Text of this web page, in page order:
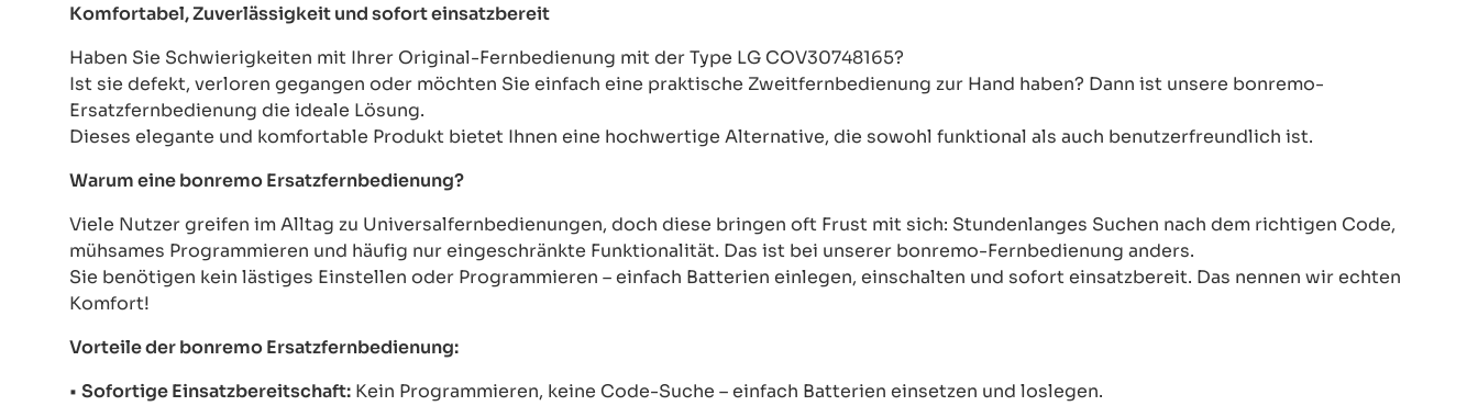
Komfortabel, Zuverlässigkeit und sofort einsatzbereit
Haben Sie Schwierigkeiten mit Ihrer Original-Fernbedienung mit der Type LG COV30748165?
Ist sie defekt, verloren gegangen oder möchten Sie einfach eine praktische Zweitfernbedienung zur Hand haben? Dann ist unsere bonremo-
Ersatzfernbedienung die ideale Lösung.
Dieses elegante und komfortable Produkt bietet Ihnen eine hochwertige Alternative, die sowohl funktional als auch benutzerfreundlich ist.
Warum eine bonremo Ersatzfernbedienung?
Viele Nutzer greifen im Alltag zu Universalfernbedienungen, doch diese bringen oft Frust mit sich: Stundenlanges Suchen nach dem richtigen Code,
mühsames Programmieren und häufig nur eingeschränkte Funktionalität. Das ist bei unserer bonremo-Fernbedienung anders.
Sie benötigen kein lästiges Einstellen oder Programmieren – einfach Batterien einlegen, einschalten und sofort einsatzbereit. Das nennen wir echten
Komfort!
Vorteile der bonremo Ersatzfernbedienung:
• Sofortige Einsatzbereitschaft: Kein Programmieren, keine Code-Suche – einfach Batterien einsetzen und loslegen.